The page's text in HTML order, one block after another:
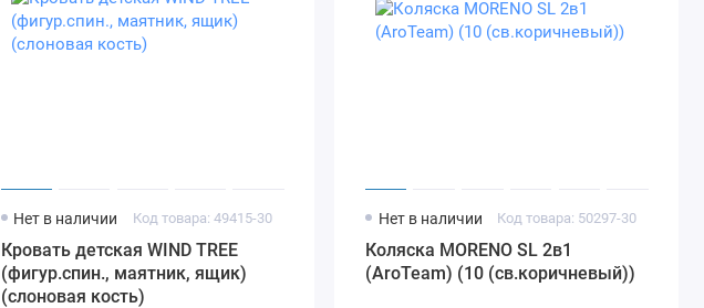
Нет в наличии Код товара: 49415-30
Кровать детская WIND TREE
(фигур.спин., маятник, ящик)
(слоновая кость)
Нет в наличии Код товара: 50297-30
Коляска MORENO SL 2в1
(AroTeam) (10 (св.коричневый))